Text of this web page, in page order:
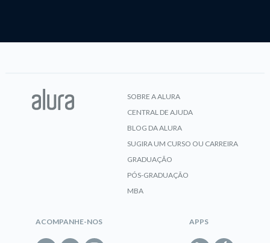
SOBRE A ALURA
CENTRAL DE AJUDA
BLOG DA ALURA
SUGIRA UM CURSO OU CARREIRA
GRADUAÇÃO
PÓS-GRADUAÇÃO
MBA
ACOMPANHE-NOS APPS